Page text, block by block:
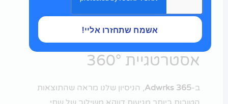
השילוב המנצח:
אסטרטגיית 360°
Adwrks 365, הניסיון שלנו מראה שהתוצאות
אשמח שתחזרו אליי!